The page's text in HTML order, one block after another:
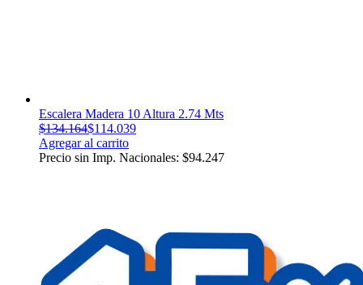
Escalera Madera 10 Altura 2.74 Mts
$134.164$114.039
Agregar al carrito
Precio sin Imp. Nacionales: $94.247